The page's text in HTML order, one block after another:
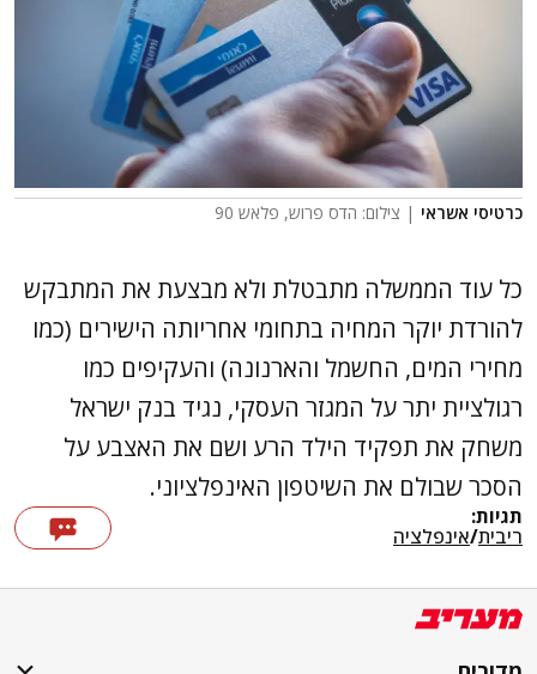
כרטיסי אשראי | צילום: הדס פרוש, פלאש 90
כל עוד הממשלה מתבטלת ולא מבצעת את המתבקש
להורדת יוקר המחיה בתחומי אחריותה הישירים (כמו
מחירי המים, החשמל והארנונה) והעקיפים כמו
רגולציית יתר על המגזר העסקי, נגיד בנק ישראל
משחק את תפקיד הילד הרע ושם את האצבע על
הסכר שבולם את השיטפון האינפלציוני.
תגיות:
ריבית/אינפלציה